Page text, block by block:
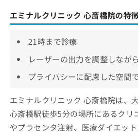
エミナルクリニック 心斎橋院の特
21時まで診療
レーザーの出力を調整しなが
プライバシーに配慮した空間
エミナルクリニック 心斎橋院は、
心斎橋駅徒歩5分の場所にあるクリ
やプラセンタ注射、医療ダイエッ